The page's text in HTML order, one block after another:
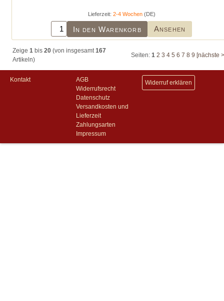
Lieferzeit: 2-4 Wochen(DE)
In den Warenkorb Ansehen
Zeige 1 bis 20 (von insgesamt167
Artikeln)
Seiten: 1 2 3 4 5 6 7 8 9 [nächste
Kontakt
AGB
Widerrufsrecht
Datenschutz
Versandkosten und
Lieferzeit
Zahlungsarten
Impressum
Widerruf erklären